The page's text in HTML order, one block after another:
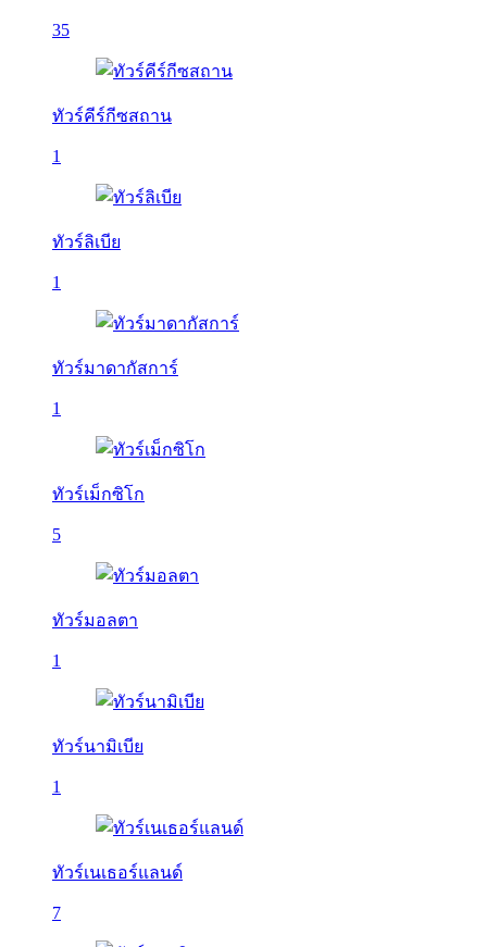
35
ทัวร์คีร์กีซสถาน
1
ทัวร์ลิเบีย
1
ทัวร์มาดากัสการ์
1
ทัวร์เม็กซิโก
5
ทัวร์มอลตา
1
ทัวร์นามิเบีย
1
ทัวร์เนเธอร์แลนด์
7